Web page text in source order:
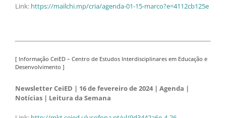
Link: https://mailchi.mp/cria/agenda-01-15-marco?e=4112cb125e
[ Informação CeiED – Centro de Estudos Interdisciplinares em Educação e
Desenvolvimento ]
Newsletter CeiED | 16 de fevereiro de 2024 | Agenda |
Notícias | Leitura da Semana